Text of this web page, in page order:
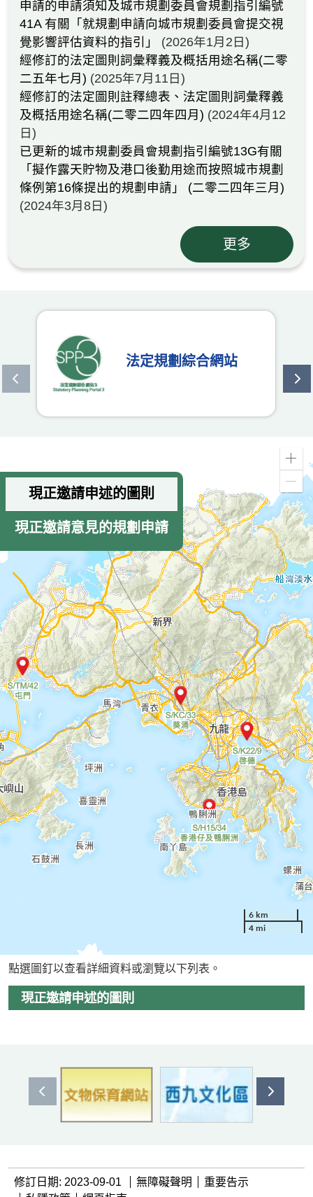
申請的申請須知及城市規劃委員會規劃指引編號
41A 有關「就規劃申請向城市規劃委員會提交視
覺影響評估資料的指引」
(2026年1月2日)
經修訂的法定圖則詞彙釋義及概括用途名稱(二零
二五年七月) (2025年7月11日)
經修訂的法定圖則註釋總表、法定圖則詞彙釋義
及概括用途名稱(二零二四年四月) (2024年4月12
日)
已更新的城市規劃委員會規劃指引編號13G有關
「擬作露天貯物及港口後勤用途而按照城市規劃
條例第16條提出的規劃申請」 (二零二四年三月)
(2024年3月8日)
更多
法定規劃綜合網站
上一個 下
放
小
6 km
4 mi
現正邀請申述的圖則
現正邀請意見的規劃申請
點選圖釘以查看詳細資料或瀏覽以下列表。
現正邀請申述的圖則
上一個 下一個
修訂日期: 2023-09-01 無障礙聲明
重要告示